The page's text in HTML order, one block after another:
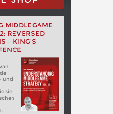
MIDDLEGAME
REVERSED
– KING’S
und
sie